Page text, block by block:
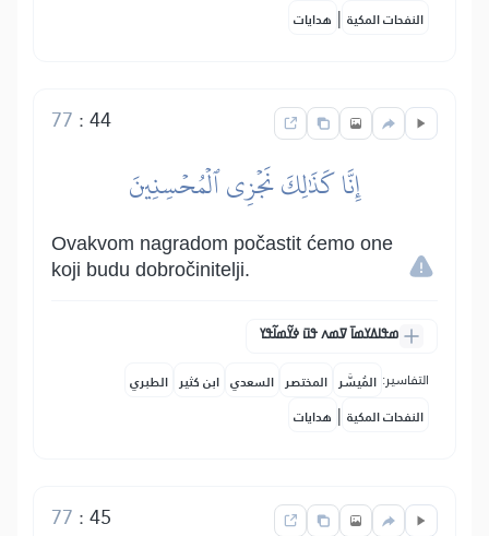
النفحات المكية | هدايات
44
:
77
إِنَّا كَذَٰلِكَ نَجۡزِي ٱلۡمُحۡسِنِينَ
Ovakvom nagradom počastit ćemo one
koji budu dobročinitelji.
ߘߟߊߡߌߘߊ߫ ߜߘߍ ߟߎ߫ ߦߌ߬ߘߊ߬ߟߌ
التفاسير: المُيسَّر المختصر السعدي ابن كثير الطبري
النفحات المكية | هدايات
45
:
77